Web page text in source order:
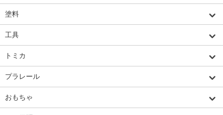
塗料
工具
トミカ
プラレール
おもちゃ